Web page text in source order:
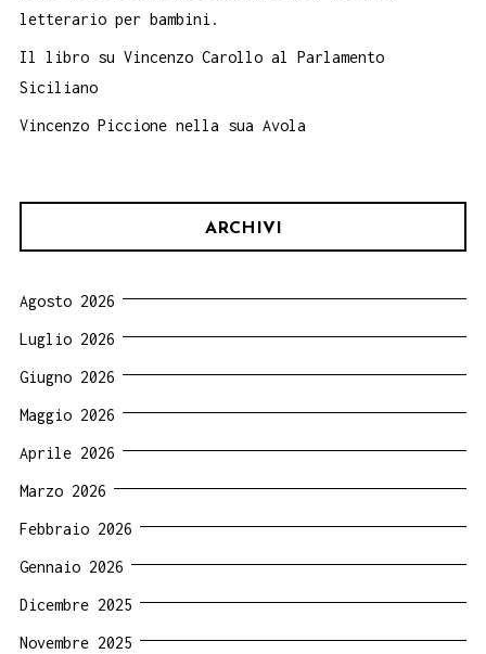
letterario per bambini.
Il libro su Vincenzo Carollo al Parlamento
Siciliano
Vincenzo Piccione nella sua Avola
ARCHIVI
Agosto 2026
Luglio 2026
Giugno 2026
Maggio 2026
Aprile 2026
Marzo 2026
Febbraio 2026
Gennaio 2026
Dicembre 2025
Novembre 2025